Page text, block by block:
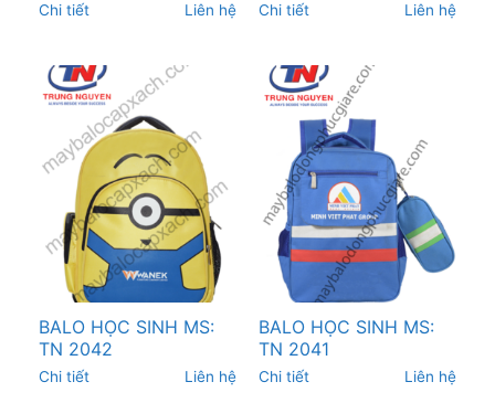
Chi tiết Liên hệ Chi tiết Liên hệ
BALO HỌC SINH MS:
TN 2042
Chi tiết Liên hệ
BALO HỌC SINH MS:
TN 2041
Chi tiết Liên hệ